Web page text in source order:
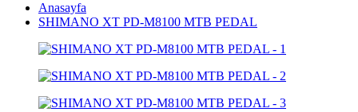
Anasayfa
SHIMANO XT PD-M8100 MTB PEDAL